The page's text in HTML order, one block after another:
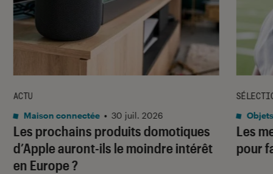
Les prochains produits domotiques
d’Apple auront-ils le moindre intérêt
en Europe ?
ACTU
Maison connectée • 30 juil. 2026
Les
pour